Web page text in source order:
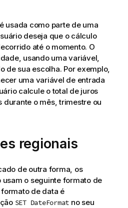
é usada como parte de uma
deseja que o cálculo
até o momento. O
usando uma variável,
de sua escolha. Por exemplo,
uma variável de entrada
calcule o total de juros
durante o mês, trimestre ou
regionais
de outra forma, os
o seguinte formato de
formato de data é
SET DateFormat no seu